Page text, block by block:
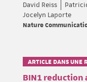
David Reiss
Jocelyn Laporte
Nature
ARTICLE DANS UNE
BIN1 reduction